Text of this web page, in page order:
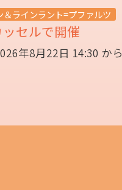
＆ラインラント=プファルツ
ッセルで開催
年8月22日 14:30 から